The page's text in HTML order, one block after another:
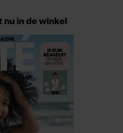
nu in de winkel